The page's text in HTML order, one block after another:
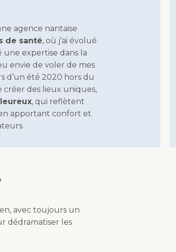
agence nantaise
de santé, où j’ai évolué
expertise dans la
eu envie de voler de mes
d’un été 2020 hors du
créer des lieux uniques,
, qui reflètent
apportant confort et
avec toujours un
dédramatiser les